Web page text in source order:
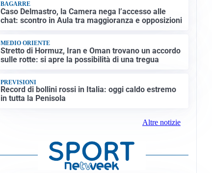
BAGARRE
Caso Delmastro, la Camera nega l’accesso alle
chat: scontro in Aula tra maggioranza e opposizioni
MEDIO ORIENTE
Stretto di Hormuz, Iran e Oman trovano un accordo
sulle rotte: si apre la possibilità di una tregua
PREVISIONI
Record di bollini rossi in Italia: oggi caldo estremo
in tutta la Penisola
Altre notizie